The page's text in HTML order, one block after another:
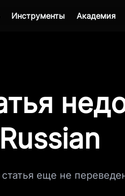
Инструменты Академия
Russian
еще не